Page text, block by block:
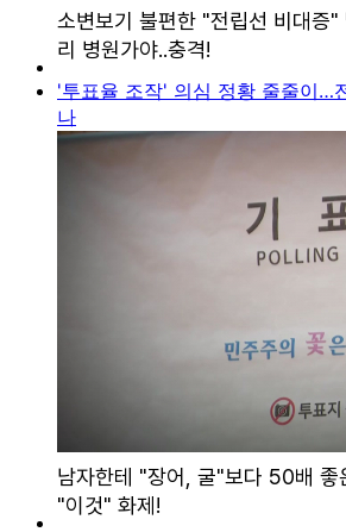
'투표율 조작' 의심 정황 줄줄이…
나